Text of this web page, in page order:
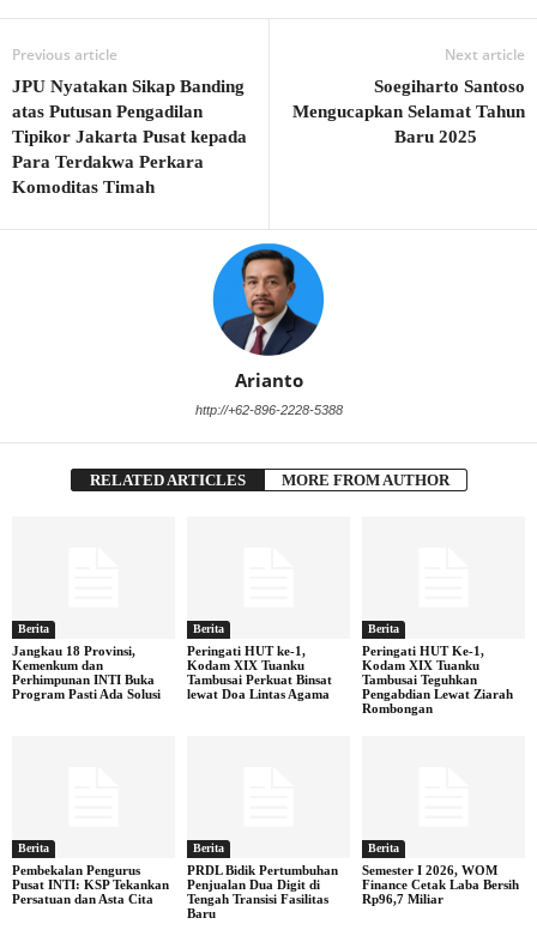
Previous article
JPU Nyatakan Sikap Banding
atas Putusan Pengadilan
Tipikor Jakarta Pusat kepada
Para Terdakwa Perkara
Komoditas Timah
Next article
Soegiharto Santoso
Mengucapkan Selamat Tahun
Baru 2025
Arianto
http://+62-896-2228-5388
RELATED ARTICLES MORE FROM AUTHOR
Berita
Jangkau 18 Provinsi,
Kemenkum dan
Perhimpunan INTI Buka
Program Pasti Ada Solusi
Berita
Peringati HUT ke-1,
Kodam XIX Tuanku
Tambusai Perkuat Binsat
lewat Doa Lintas Agama
Berita
Peringati HUT Ke-1,
Kodam XIX Tuanku
Tambusai Teguhkan
Pengabdian Lewat Ziarah
Rombongan
Berita
Pembekalan Pengurus
Pusat INTI: KSP Tekankan
Persatuan dan Asta Cita
Berita
PRDL Bidik Pertumbuhan
Penjualan Dua Digit di
Tengah Transisi Fasilitas
Baru
Berita
Semester I 2026, WOM
Finance Cetak Laba Bersih
Rp96,7 Miliar